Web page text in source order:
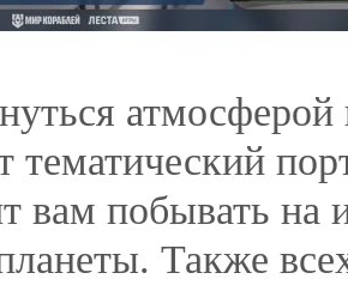
атмосферой
тематический
вам побывать на
Также